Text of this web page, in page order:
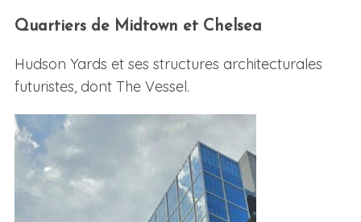
Quartiers de Midtown et Chelsea
Hudson Yards et ses structures architecturales
futuristes, dont The Vessel.